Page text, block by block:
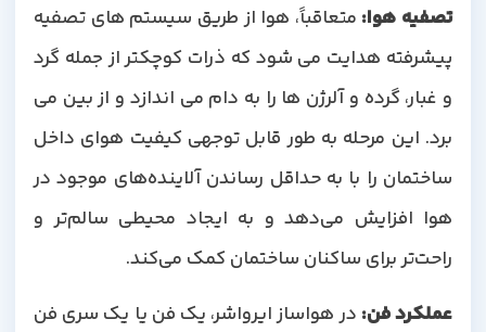
تصفیه هوا: متعاقباً، هوا از طریق سیستم های تصفیه
پیشرفته هدایت می شود که ذرات کوچکتر از جمله گرد
و غبار، گرده و آلرژن ها را به دام می اندازد و از بین می
برد. این مرحله به طور قابل توجهی کیفیت هوای داخل
ساختمان را با به حداقل رساندن آلاینده‌های موجود در
هوا افزایش می‌دهد و به ایجاد محیطی سالم‌تر و
راحت‌تر برای ساکنان ساختمان کمک می‌کند.
عملکرد فن: در هواساز ایرواشر، یک فن یا یک سری فن